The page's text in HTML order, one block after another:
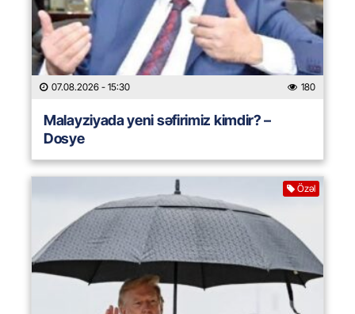
07.08.2026 - 15:30 180
Malayziyada yeni səfirimiz kimdir? –
Dosye
Özəl